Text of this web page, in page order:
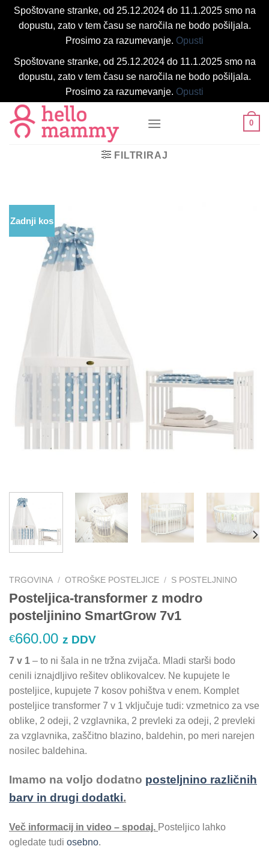
Spoštovane stranke, od 25.12.2024 do 11.1.2025 smo na
dopustu, zato v tem času se naročila ne bodo pošiljala.
Prosimo za razumevanje. Opusti
Spoštovane stranke, od 25.12.2024 do 11.1.2025 smo na
dopustu, zato v tem času se naročila ne bodo pošiljala.
Prosimo za razumevanje. Opusti
Skoči
na
vsebino
0
FILTRIRAJ
Zadnji kos
TRGOVINA / OTROŠKE POSTELJICE / S POSTELJNINO
Posteljica-transformer z modro
posteljinino SmartGrow 7v1
€660.00 z DDV
7 v 1 – to ni šala in ne tržna zvijača. Mladi starši bodo
cenili iznajdljivo rešitev oblikovalcev. Ne kupujete le
posteljice, kupujete 7 kosov pohištva v enem. Komplet
posteljice transformer 7 v 1 vključuje tudi: vzmetnico za vse
oblike, 2 odeji, 2 vzglavnika, 2 prevleki za odeji, 2 prevleki
za vzglavnika, zaščitno blazino, baldehin, po meri narejen
nosilec baldehina.
Imamo na voljo dodatno posteljnino različnih
barv in drugi dodatki.
Več informacij in video – spodaj. Posteljico lahko
ogledate tudi osebno.